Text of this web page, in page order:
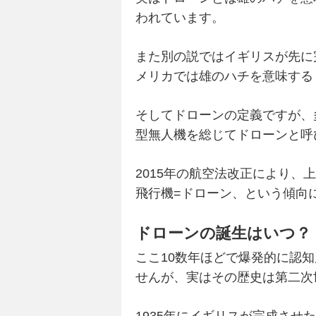
われています。
また別の説ではイギリスが先
メリカでは雄のハチを意味す
そしてドローンの定義ですが
型無人機を総じてドローンと
2015年の航空法改正により、
飛行機=ドローン、という傾向
ドローンの誕生はいつ？
ここ10数年ほどで爆発的に認
せんが、実はその歴史は第二